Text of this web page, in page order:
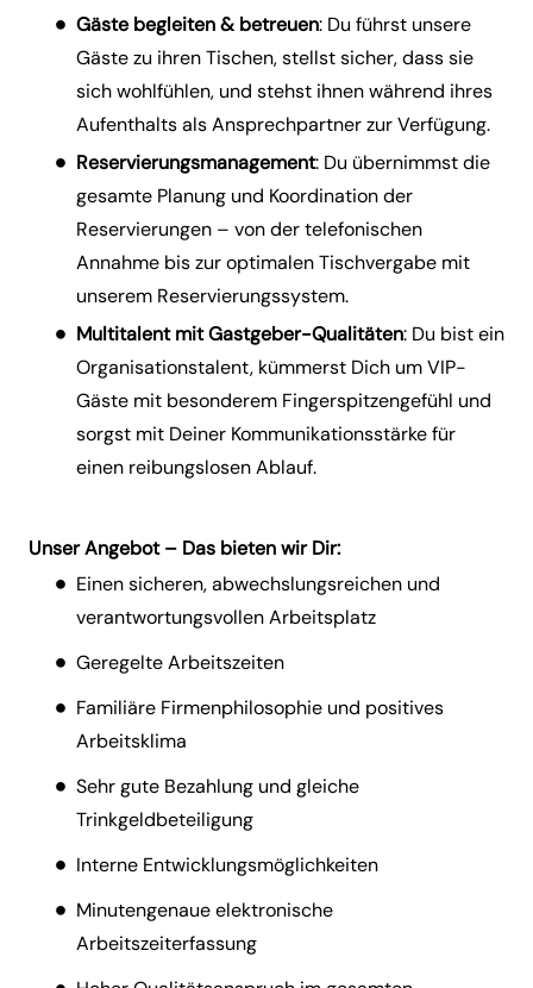
Gäste begleiten & betreuen: Du führst unsere
Gäste zu ihren Tischen, stellst sicher, dass sie
sich wohlfühlen, und stehst ihnen während ihres
Aufenthalts als Ansprechpartner zur Verfügung.
Reservierungsmanagement: Du übernimmst die
gesamte Planung und Koordination der
Reservierungen – von der telefonischen
Annahme bis zur optimalen Tischvergabe mit
unserem Reservierungssystem.
Multitalent mit Gastgeber-Qualitäten: Du bist ein
Organisationstalent, kümmerst Dich um VIP-
Gäste mit besonderem Fingerspitzengefühl und
sorgst mit Deiner Kommunikationsstärke für
einen reibungslosen Ablauf.
Unser Angebot – Das bieten wir Dir:
Einen sicheren, abwechslungsreichen und
verantwortungsvollen Arbeitsplatz
Geregelte Arbeitszeiten
Familiäre Firmenphilosophie und positives
Arbeitsklima
Sehr gute Bezahlung und gleiche
Trinkgeldbeteiligung
Interne Entwicklungsmöglichkeiten
Minutengenaue elektronische
Arbeitszeiterfassung